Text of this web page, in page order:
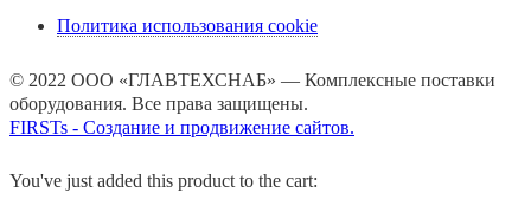
Политика использования cookie
© 2022 ООО «ГЛАВТЕХСНАБ» — Комплексные поставки
оборудования. Все права защищены.
FIRSTs - Создание и продвижение сайтов.
You've just added this product to the cart: